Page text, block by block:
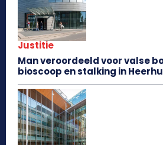
Justitie
Man veroordeeld voor valse
bioscoop en stalking in